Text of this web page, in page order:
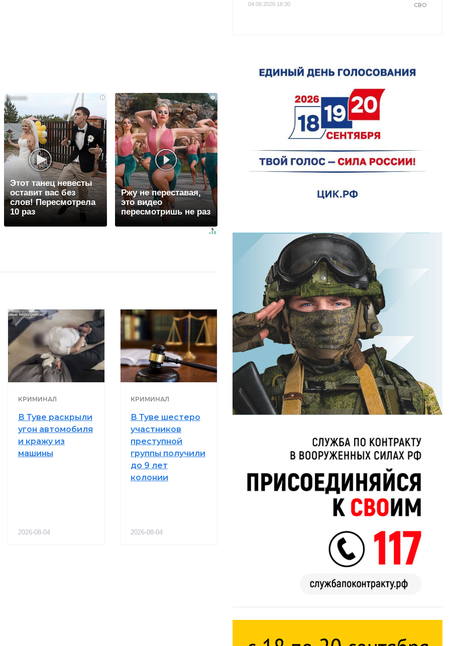
i
Этот танец невесты
оставит вас без
слов! Пересмотрела
10 раз
i
Ржу не переставая,
это видео
пересмотришь не раз
КРИМИНАЛ
В Туве раскрыли
угон автомобиля
и кражу из
машины
2026-08-04
КРИМИНАЛ
В Туве шестеро
участников
преступной
группы получили
до 9 лет
колонии
2026-08-04
04.08.2026 18:30 СВО